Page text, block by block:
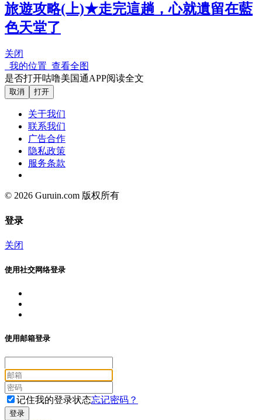
旅遊攻略(上)★走完這趟，心就遺留在藍
色天堂了
关闭
我的位置 查看全图
是否打开咕噜美国通APP阅读全文
取消 打开
关于我们
联系我们
广告合作
隐私政策
服务条款
© 2026 Guruin.com 版权所有
登录
关闭
使用社交网络登录
使用邮箱登录
记住我的登录状态忘记密码？